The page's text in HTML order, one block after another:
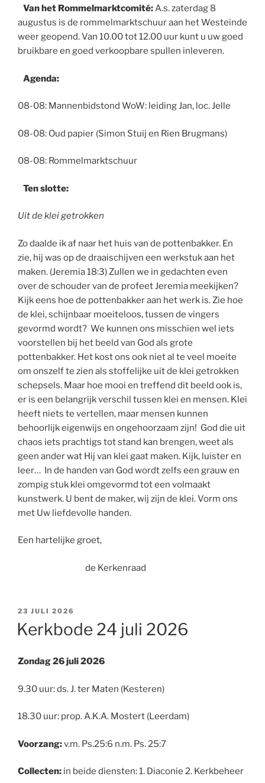
Van het Rommelmarktcomité:A.s. zaterdag 8
augustus is de rommelmarktschuur aan het Westeinde
weer geopend. Van 10.00 tot 12.00 uur kunt u uw goed
bruikbare en goed verkoopbare spullen inleveren.
Agenda:
08-08: Mannenbidstond WoW: leiding Jan, loc. Jelle
08-08: Oud papier (Simon Stuij en Rien Brugmans)
08-08: Rommelmarktschuur
Ten slotte:
Uit de klei getrokken
Zo daalde ik af naar het huis van de pottenbakker. En
zie, hij was op de draaischijven een werkstuk aan het
maken. (Jeremia 18:3) Zullen we in gedachten even
over de schouder van de profeet Jeremia meekijken?
Kijk eens hoe de pottenbakker aan het werk is. Zie hoe
de klei, schijnbaar moeiteloos, tussen de vingers
gevormd wordt? We kunnen ons misschien wel iets
voorstellen bij het beeld van God als grote
pottenbakker. Het kost ons ook niet al te veel moeite
om onszelf te zien als stoffelijke uit de klei getrokken
schepsels. Maar hoe mooi en treffend dit beeld ook is,
er is een belangrijk verschil tussen klei en mensen. Klei
heeft niets te vertellen, maar mensen kunnen
behoorlijk eigenwijs en ongehoorzaam zijn! God die uit
chaos iets prachtigs tot stand kan brengen, weet als
geen ander wat Hij van klei gaat maken. Kijk, luister en
leer… In de handen van God wordt zelfs een grauw en
zompig stuk klei omgevormd tot een volmaakt
kunstwerk. U bent de maker, wij zijn de klei. Vorm ons
met Uw liefdevolle handen.
Een hartelijke groet,
de Kerkenraad
GEPLAATST
OP
23 JULI 2026
Kerkbode 24 juli 2026
Zondag 26 juli 2026
9.30 uur: ds. J. ter Maten (Kesteren)
18.30 uur: prop. A.K.A. Mostert (Leerdam)
Voorzang:v.m. Ps.25:6 n.m. Ps. 25:7
Collecten: in beide diensten: 1. Diaconie 2. Kerkbeheer